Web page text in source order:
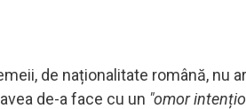
de naționalitate română, nu
de-a face cu un "omor